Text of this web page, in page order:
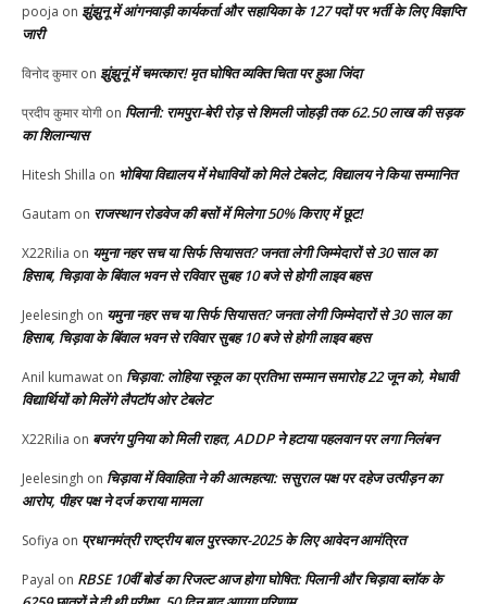
pooja on झुंझुनू में आंगनवाड़ी कार्यकर्ता और सहायिका के 127 पदों पर भर्ती के लिए विज्ञप्ति
जारी
विनोद कुमारon झुंझुनूं में चमत्कार! मृत घोषित व्यक्ति चिता पर हुआ जिंदा
प्रदीप कुमार योगी on पिलानी: रामपुरा-बेरी रोड़ से शिमली जोहड़ी तक 62.50 लाख की सड़क
का शिलान्यास
Hitesh Shilla on भोबिया विद्यालय में मेधावियों को मिले टेबलेट, विद्यालय ने किया सम्मानित
Gautam on राजस्थान रोडवेज की बसों में मिलेगा 50% किराए में छूट!
X22Rilia on यमुना नहर सच या सिर्फ सियासत? जनता लेगी जिम्मेदारों से 30 साल का
हिसाब, चिड़ावा के बिंवाल भवन से रविवार सुबह 10 बजे से होगी लाइव बहस
Jeelesingh on यमुना नहर सच या सिर्फ सियासत? जनता लेगी जिम्मेदारों से 30 साल का
हिसाब, चिड़ावा के बिंवाल भवन से रविवार सुबह 10 बजे से होगी लाइव बहस
Anil kumawat on चिड़ावा: लोहिया स्कूल का प्रतिभा सम्मान समारोह 22 जून को, मेधावी
विद्यार्थियों को मिलेंगे लैपटॉप ओर टेबलेट
X22Rilia on बजरंग पुनिया को मिली राहत, ADDP ने हटाया पहलवान पर लगा निलंबन
Jeelesingh on चिड़ावा में विवाहिता ने की आत्महत्या: ससुराल पक्ष पर दहेज उत्पीड़न का
आरोप, पीहर पक्ष ने दर्ज कराया मामला
Sofiya on प्रधानमंत्री राष्ट्रीय बाल पुरस्कार-2025 के लिए आवेदन आमंत्रित
Payal on RBSE 10वीं बोर्ड का रिजल्ट आज होगा घोषित: पिलानी और चिड़ावा ब्लॉक के